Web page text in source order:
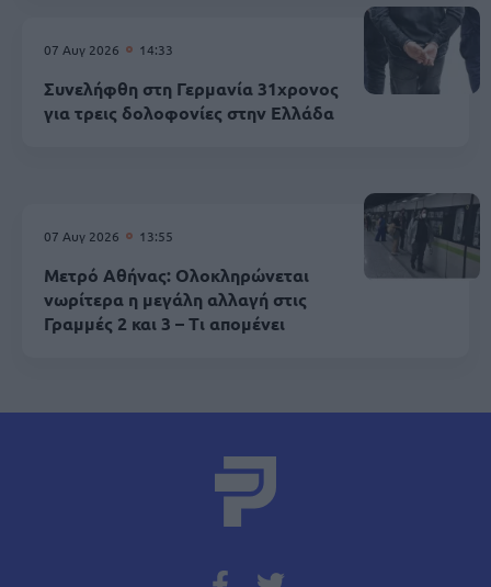
07 Αυγ 2026 14:33
Συνελήφθη στη Γερμανία 31χρονος
για τρεις δολοφονίες στην Ελλάδα
07 Αυγ 2026 13:55
Μετρό Αθήνας: Ολοκληρώνεται
νωρίτερα η μεγάλη αλλαγή στις
Γραμμές 2 και 3 – Τι απομένει